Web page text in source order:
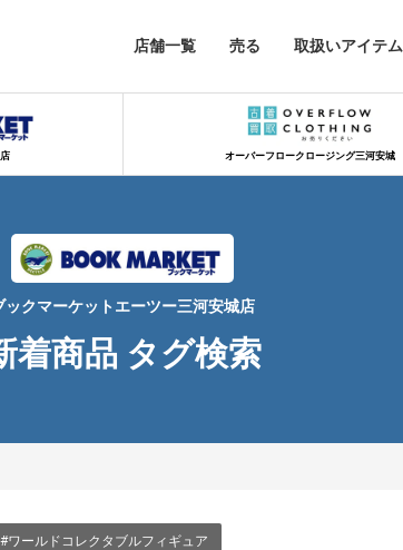
店舗一覧 売る 取扱いアイテム
オーバーフロークロージング三河安城
ックマーケットエーツー三河安城店
着商品 タグ検索
#ワールドコレクタブルフィギュア